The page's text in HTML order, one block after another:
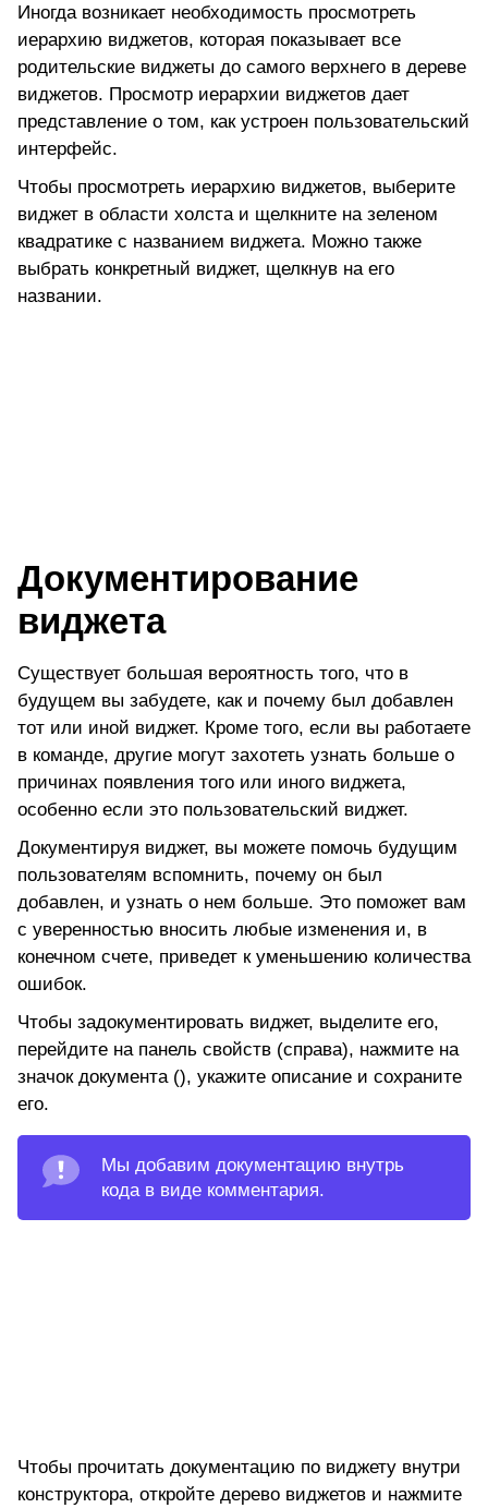
Иногда возникает необходимость просмотреть
иерархию виджетов, которая показывает все
родительские виджеты до самого верхнего в дереве
виджетов. Просмотр иерархии виджетов дает
представление о том, как устроен пользовательский
интерфейс.
Чтобы просмотреть иерархию виджетов, выберите
виджет в области холста и щелкните на зеленом
квадратике с названием виджета. Можно также
выбрать конкретный виджет, щелкнув на его
названии.
Документирование
виджета
Существует большая вероятность того, что в
будущем вы забудете, как и почему был добавлен
тот или иной виджет. Кроме того, если вы работаете
в команде, другие могут захотеть узнать больше о
причинах появления того или иного виджета,
особенно если это пользовательский виджет.
Документируя виджет, вы можете помочь будущим
пользователям вспомнить, почему он был
добавлен, и узнать о нем больше. Это поможет вам
с уверенностью вносить любые изменения и, в
конечном счете, приведет к уменьшению количества
ошибок.
Чтобы задокументировать виджет, выделите его,
перейдите на панель свойств (справа), нажмите на
значок документа (), укажите описание и сохраните
его.
Мы добавим документацию внутрь
кода в виде комментария.
Чтобы прочитать документацию по виджету внутри
конструктора, откройте дерево виджетов и нажмите